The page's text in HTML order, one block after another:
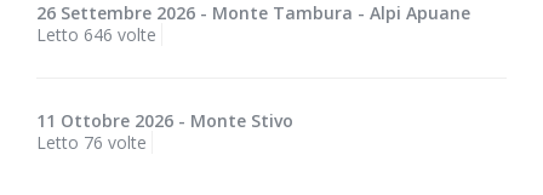
26 Settembre 2026 - Monte Tambura - Alpi Apuane
Letto 646 volte
11 Ottobre 2026 - Monte Stivo
Letto 76 volte